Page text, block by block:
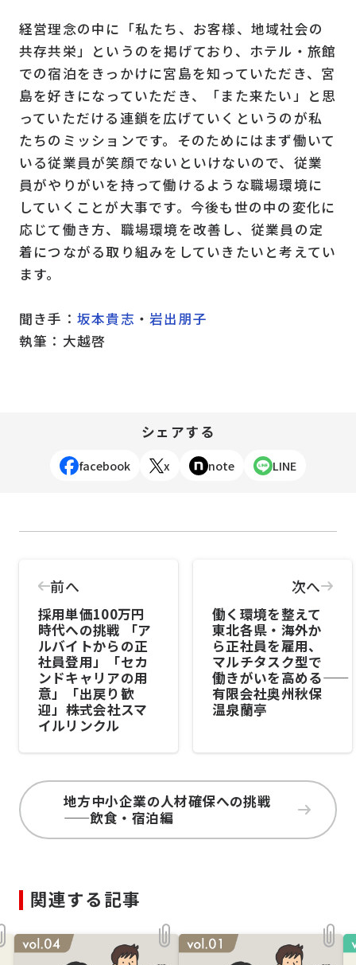
経営理念の中に「私たち、お客様、地域社会の
共存共栄」というのを掲げており、ホテル・旅館
での宿泊をきっかけに宮島を知っていただき、宮
島を好きになっていただき、「また来たい」と思
っていただける連鎖を広げていくというのが私
たちのミッションです。そのためにはまず働いて
いる従業員が笑顔でないといけないので、従業
員がやりがいを持って働けるような職場環境に
していくことが大事です。今後も世の中の変化に
応じて働き方、職場環境を改善し、従業員の定
着につながる取り組みをしていきたいと考えてい
ます。
聞き手： 坂本貴志 ・岩出朋子
執筆： 大越啓
シェアする
facebook x note LINE
前へ
採用単価100万円
時代への挑戦 「ア
ルバイトからの正
社員登用」「セカ
ンドキャリアの用
意」「出戻り歓
迎」――株式会社スマ
イルリンクル
次へ
働く環境を整えて
東北各県・海外か
ら正社員を雇用、
マルチタスク型で
働きがいを高める――
有限会社奥州秋保
温泉蘭亭
地方中小企業の人材確保への挑戦
——飲食・宿泊編
関連する記事